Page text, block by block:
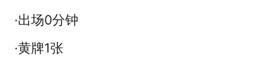
·出场0分钟
·黄牌1张